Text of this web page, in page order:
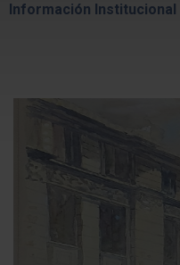
Información Institucional